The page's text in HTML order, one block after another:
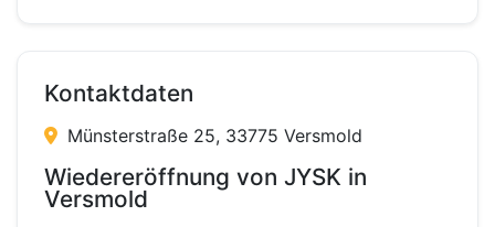
Kontaktdaten
Münsterstraße 25, 33775 Versmold
Wiedereröffnung von JYSK in
Versmold